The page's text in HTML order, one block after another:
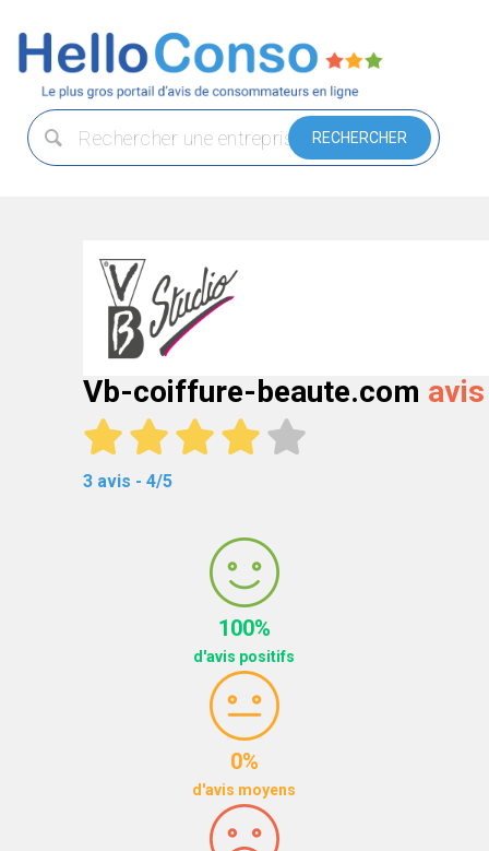
Vb-coiffure-beaute.com avis
3 avis - 4/5
100%
d'avis positifs
0%
d'avis moyens